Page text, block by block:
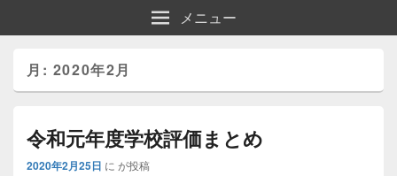
メニュー
月: 2020年2月
令和元年度学校評価まとめ
2020年2月25日 に が投稿